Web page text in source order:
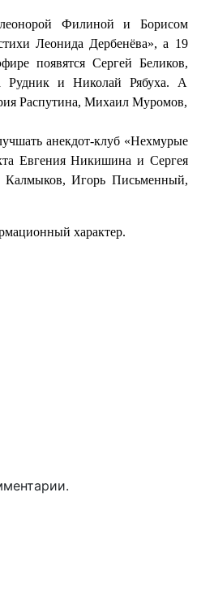
Филиной и Борисом
Леонида Дербенёва», а 19
появятся Сергей Беликов,
Рудник и Николай Рябуха. А
Распутина, Михаил Муромов,
анекдот-клуб «Нехмурые
Евгения Никишина и Сергея
Калмыков, Игорь Письменный,
характер.